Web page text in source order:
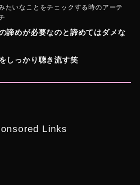
たいなことをチェックする時のアーテ
諦めが必要なのと諦めてはダメな
しっかり聴き流す笑
Links